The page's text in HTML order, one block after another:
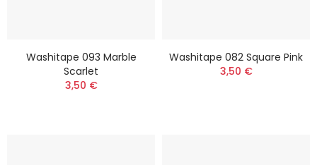
Washitape 093 Marble
Scarlet
3,50 €
Washitape 082 Square Pink
3,50 €